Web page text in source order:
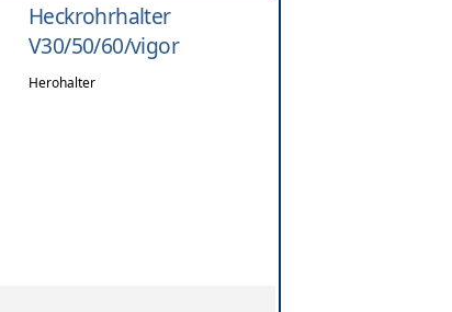
Heckrohrhalter
V30/50/60/vigor
Herohalter